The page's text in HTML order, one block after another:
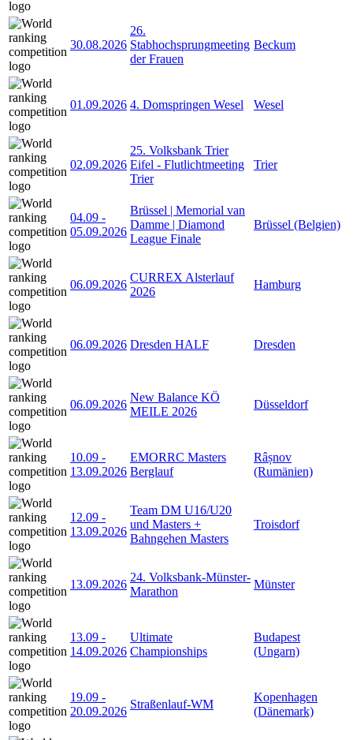
30.08.2026
26.
Stabhochsprungmeeting
der Frauen
Beckum
01.09.2026 4. Domspringen Wesel Wesel
02.09.2026
25. Volksbank Trier
Eifel - Flutlichtmeeting
Trier
Trier
04.09 -
05.09.2026
Brüssel | Memorial van
Damme | Diamond
League Finale
Brüssel (Belgien)
06.09.2026
CURREX Alsterlauf
2026
Hamburg
06.09.2026 Dresden HALF Dresden
06.09.2026
New Balance KÖ
MEILE 2026
Düsseldorf
10.09 -
13.09.2026
EMORRC Masters
Berglauf
Râșnov
(Rumänien)
12.09 -
13.09.2026
Team DM U16/U20
und Masters +
Bahngehen Masters
Troisdorf
13.09.2026
24. Volksbank-Münster-
Marathon
Münster
13.09 -
14.09.2026
Ultimate
Championships
Budapest
(Ungarn)
19.09 -
20.09.2026
Straßenlauf-WM
Kopenhagen
(Dänemark)